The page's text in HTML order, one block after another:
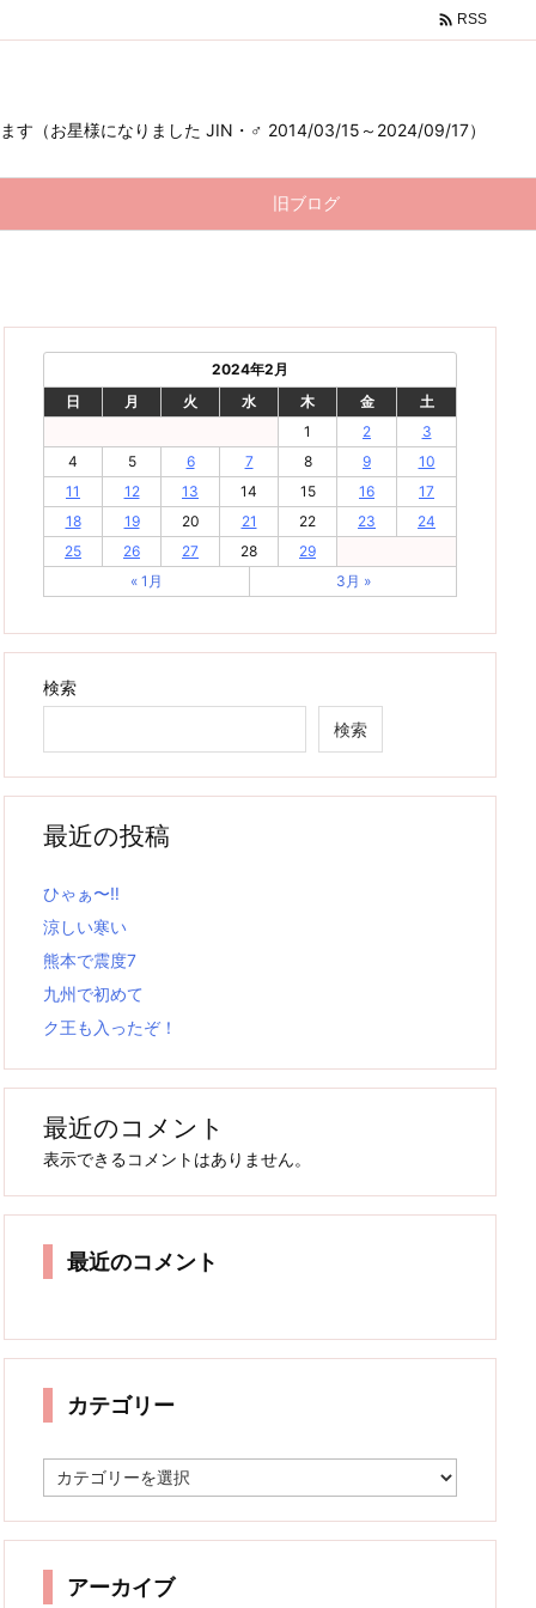
す（お星様になりました JIN・♂ 2014/03/15～2024/09/17）
旧ブログ
 RSS
2024年2月
日
月 火 水 木 金
土
1
2
3
4
5 6 7 8 9
10
11
12 13 14 15 16
17
18
19 20 21 22 23
24
25
26 27 28
29
« 1月
3月 »
検索
検索
最近の投稿
ひゃぁ〜‼
涼しい寒い
熊本で震度7
九州で初めて
ク王も入ったぞ！
最近のコメント
表示できるコメントはありません。
最近のコメント
カテゴリー
テ
リ
アーカイブ